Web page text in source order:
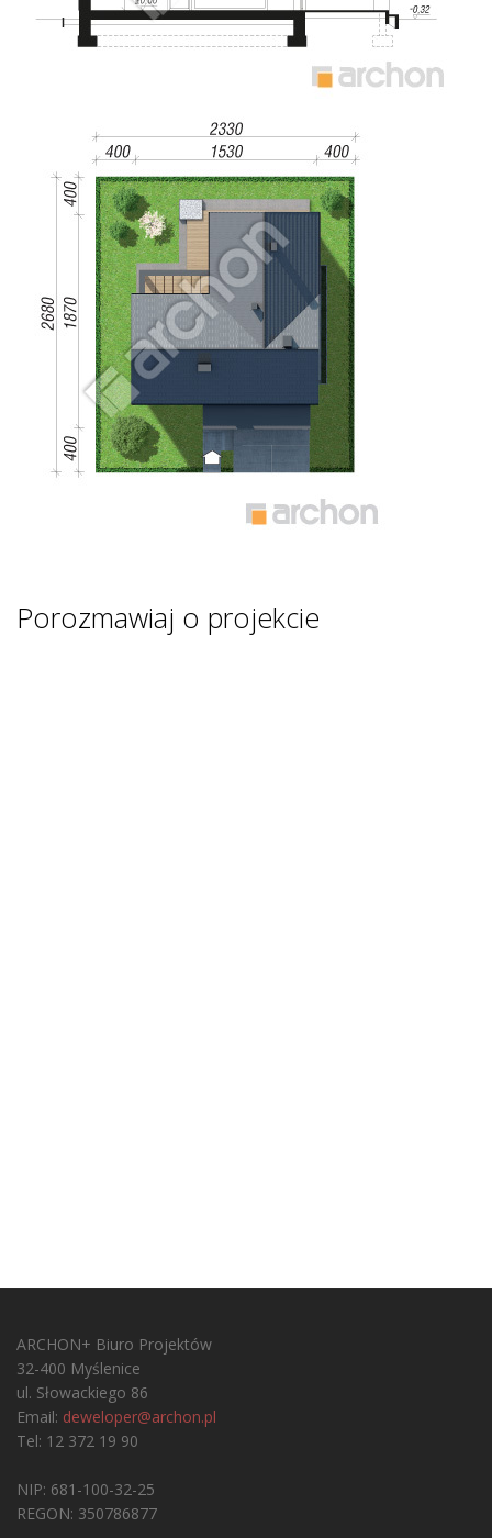
Porozmawiaj o projekcie
ARCHON+ Biuro Projektów
32-400 Myślenice
ul. Słowackiego 86
Email: deweloper@archon.pl
Tel: 12 372 19 90
NIP: 681-100-32-25
REGON: 350786877